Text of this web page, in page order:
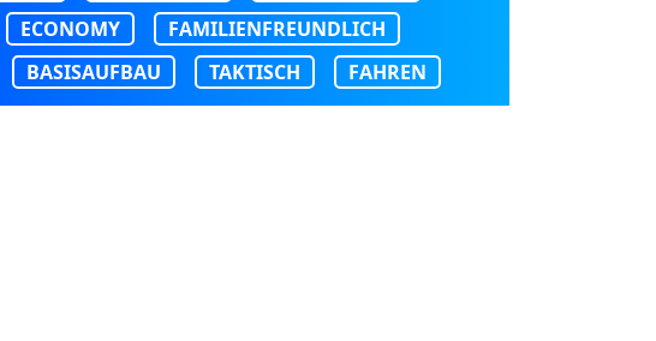
ECONOMY
FAMILIENFREUNDLICH
BASISAUFBAU TAKTISCH FAHREN